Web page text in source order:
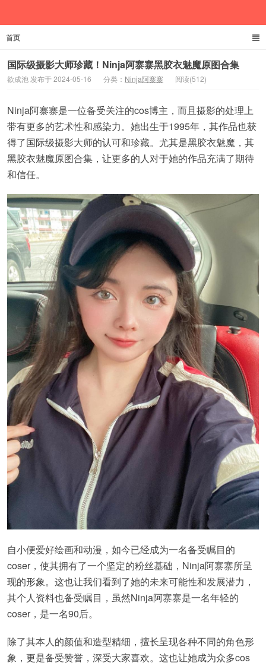
首页
国际级摄影大师珍藏！Ninja阿寨寨黑胶衣魅魔原图合集
欲成池 发布于 2024-05-16 分类： Ninja阿寨寨 阅读(512)
Ninja阿寨寨是一位备受关注的cos博主，而且摄影的处理上
带有更多的艺术性和感染力。她出生于1995年，其作品也获
得了国际级摄影大师的认可和珍藏。尤其是黑胶衣魅魔，其
黑胶衣魅魔原图合集，让更多的人对于她的作品充满了期待
和信任。
自小便爱好绘画和动漫，如今已经成为一名备受瞩目的
coser，使其拥有了一个坚定的粉丝基础，Ninja阿寨寨所呈
现的形象。这也让我们看到了她的未来可能性和发展潜力，
其个人资料也备受瞩目，虽然Ninja阿寨寨是一名年轻的
coser，是一名90后。
除了其本人的颜值和造型精细，擅长呈现各种不同的角色形
象，更是备受赞誉，深受大家喜欢。这也让她成为众多cos